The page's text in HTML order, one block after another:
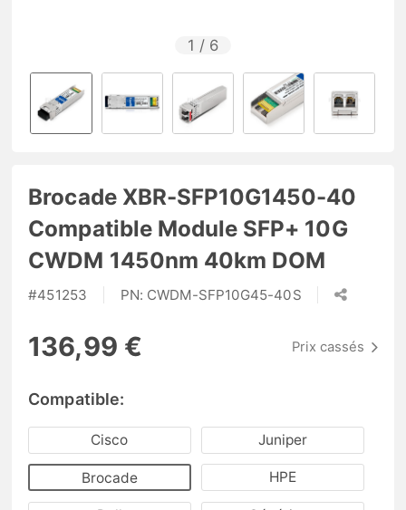
1 / 6
Brocade XBR-SFP10G1450-40
Compatible Module SFP+ 10G
CWDM 1450nm 40km DOM
#451253 PN: CWDM-SFP10G45-40S
136,99 € Prix cassés
Compatible:
Cisco Juniper
Brocade HPE